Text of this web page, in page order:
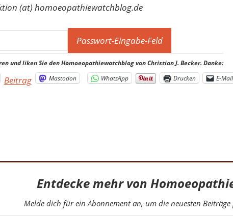
(at) homoeopathiewatchblog.de
und liken Sie den Homoeopathiewatchblog von Christian J. Becker. Danke:
Beitrag Mastodon WhatsApp Drucken E-Mail
Entdecke mehr von
Melde dich für ein Abonnement an, um die neuesten